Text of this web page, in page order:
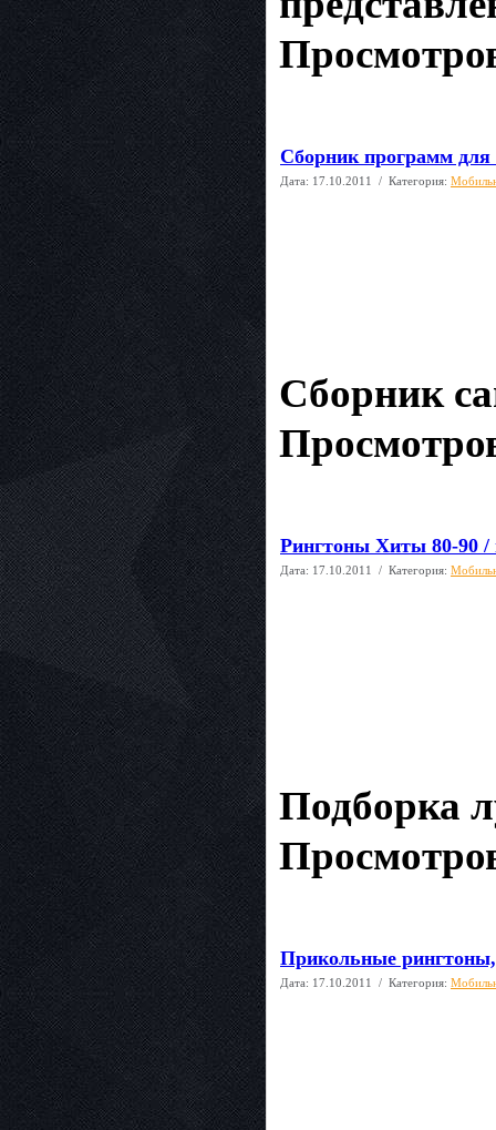
Сборник программ для
Дата: 17.10.2011 / Категория:
Сборник
Рингтоны Хиты 80-90 /
Дата: 17.10.2011 / Категория:
Подборка
Прикольные
Дата: 17.10.2011 / Категория: